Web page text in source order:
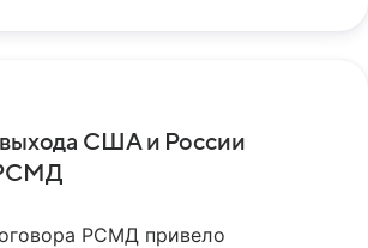
выхода США и России
РСМД
РСМД привело